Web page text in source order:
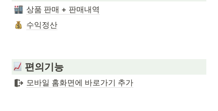
상품 판매 + 판매내역
수익정산
편의기능
모바일 홈화면에 바로가기 추가